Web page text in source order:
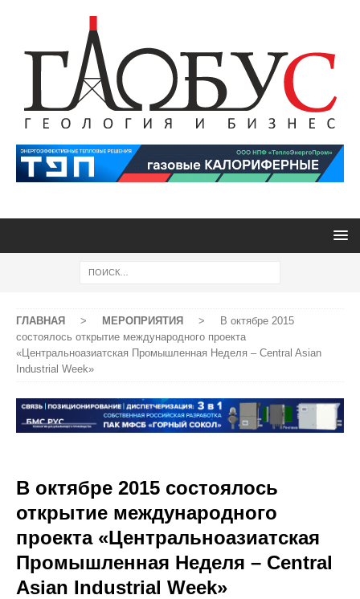
ГЛАВНАЯ > МЕРОПРИЯТИЯ >
В октябре 2015
состоялось открытие международного проекта
«Центральноазиатская Промышленная Неделя – Central Asian
Industrial Week»
В октябре 2015 состоялось
открытие международного
проекта «Центральноазиатская
Промышленная Неделя – Central
Asian Industrial Week»